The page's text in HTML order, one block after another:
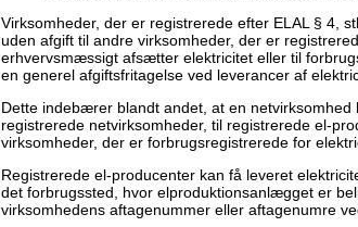
Virksomheder, der er registrerede efter ELAL § 4,
uden afgift til andre virksomheder, der er
erhvervsmæssigt afsætter elektricitet eller til
en generel afgiftsfritagelse ved leverancer af
Dette indebærer blandt andet, at en
registrerede netvirksomheder, til registrerede el-
virksomheder, der er forbrugsregistrerede for
Registrerede el-producenter kan få leveret
det forbrugssted, hvor elproduktionsanlægget er
virksomhedens aftagenummer eller aftagenumre